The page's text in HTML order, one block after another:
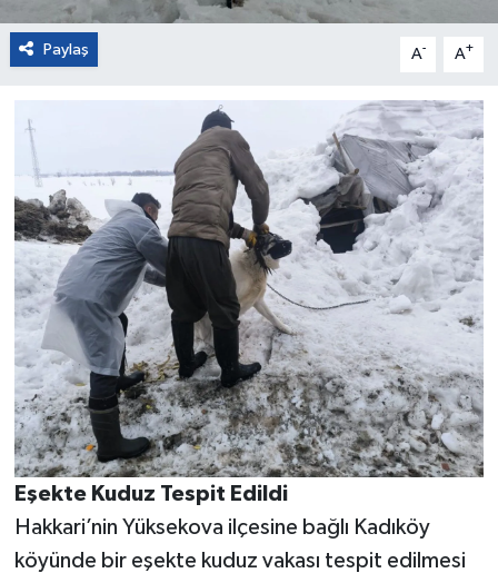
Paylaş A- A+
Eşekte Kuduz Tespit Edildi
Hakkari’nin Yüksekova ilçesine bağlı Kadıköy
köyünde bir eşekte kuduz vakası tespit edilmesi